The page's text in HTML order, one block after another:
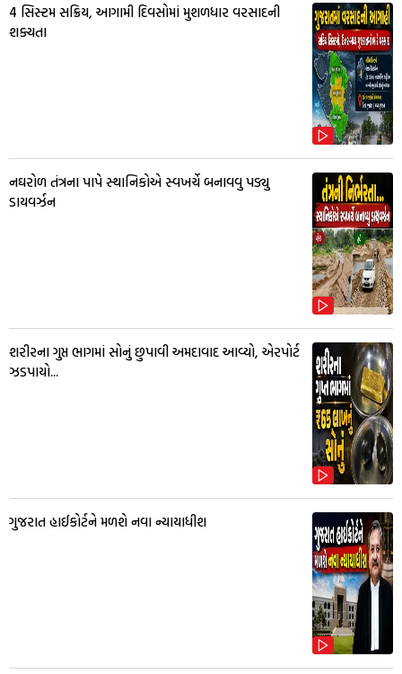
4 સિસ્ટમ સક્રિય, આગામી દિવસોમાં મુશળધાર વરસાદની
શક્યતા
નઘરોળ તંત્રના પાપે સ્થાનિકોએ સ્વખર્ચે બનાવવુ પડ્યુ
ડાયવર્ઝન
શરીરના ગુપ્ત ભાગમાં સોનું છુપાવી અમદાવાદ આવ્યો, એરપોર્ટ
ઝડપાયો...
ગુજરાત હાઈકોર્ટને મળશે નવા ન્યાયાધીશ